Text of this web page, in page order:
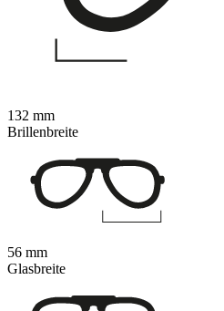
132 mm
Brillenbreite
56 mm
Glasbreite